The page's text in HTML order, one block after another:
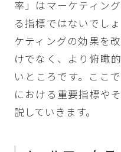
率」はマーケティン
る指標ではないでし
ケティングの効果を
けでなく、より俯瞰
いところです。ここ
における重要指標や
説していきます。